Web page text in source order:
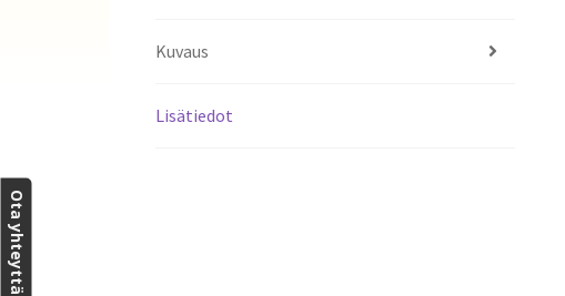
Kuvaus
Lisätiedot
Ota yhteyttä